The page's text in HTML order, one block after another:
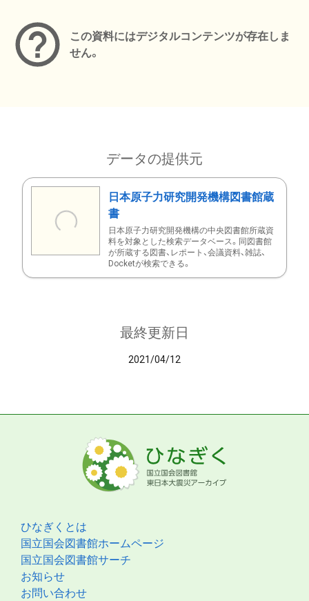
この資料にはデジタルコンテンツが存在しま
せん。
データの提供元
日本原子力研究開発機構図書館蔵
書
日本原子力研究開発機構の中央図書館所蔵資
料を対象とした検索データベース。同図書館
が所蔵する図書、レポート、会議資料、雑誌、
Docketが検索できる。
最終更新日
2021/04/12
ひなぎくとは
国立国会図書館ホームページ
国立国会図書館サーチ
お知らせ
お問い合わせ